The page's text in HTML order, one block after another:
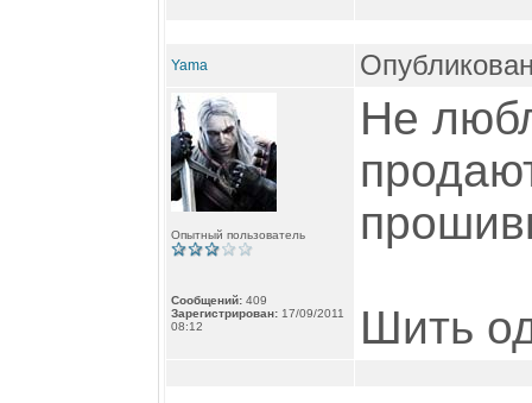
Yama
Опытный пользователь
Сообщений: 409
Зарегистрирован: 17/09/2011
08:12
Не
Шить